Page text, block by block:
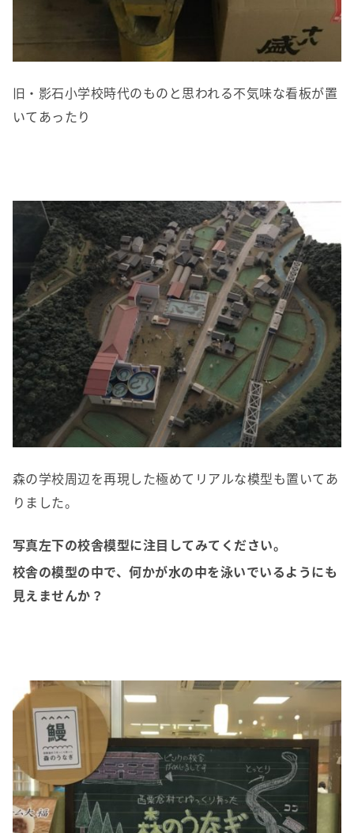
旧・影石小学校時代のものと思われる不気味な看板が置
いてあったり
森の学校周辺を再現した極めてリアルな模型も置いてあ
りました。
写真左下の校舎模型に注目してみてください。
校舎の模型の中で、何かが水の中を泳いでいるようにも
見えませんか？